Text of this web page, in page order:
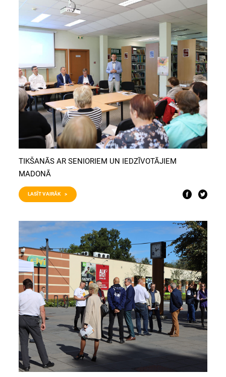
TIKŠANĀS AR SENIORIEM UN IEDZĪVOTĀJIEM
MADONĀ
LASĪT VAIRĀK >